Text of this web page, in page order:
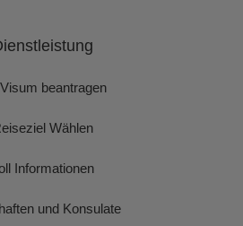
beantragen
Wählen
Informationen
und Konsulate